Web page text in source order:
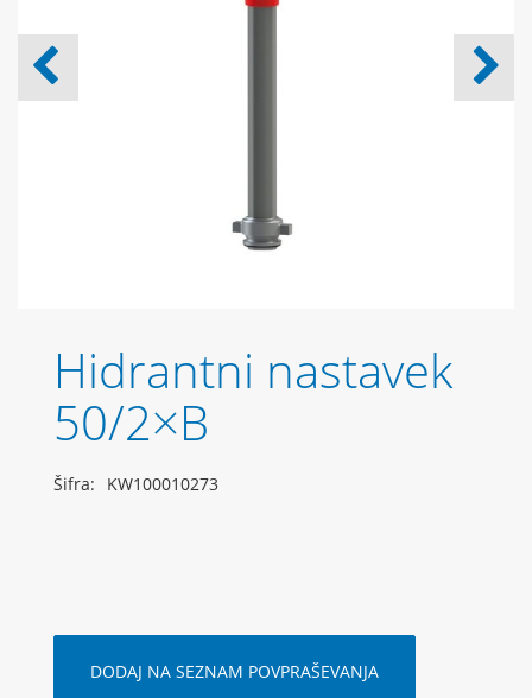
Hidrantni nastavek
50/2×B
Šifra: KW100010273
DODAJ NA SEZNAM POVPRAŠEVANJA